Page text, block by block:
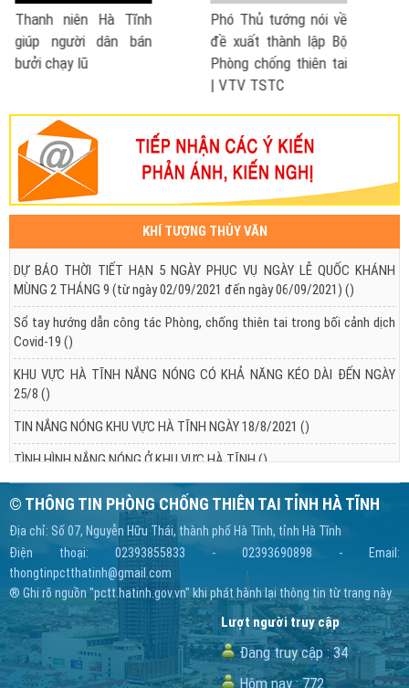
Phó Thủ tướng nói về
đề xuất thành lập Bộ
Phòng chống thiên tai
Cách phòng chống bão
- lũ lụt
KHÍ TƯỢNG THỦY VĂN
DỰ BÁO THỜI TIẾT HẠN 5 NGÀY PHỤC VỤ NGÀY LỄ QUỐC KHÁNH
MÙNG 2 THÁNG 9 (từ ngày 02/09/2021 đến ngày 06/09/2021) ()
Sổ tay hướng dẫn công tác Phòng, chống thiên tai trong bối cảnh dịch
Covid-19 ()
KHU VỰC HÀ TĨNH NẮNG NÓNG CÓ KHẢ NĂNG KÉO DÀI ĐẾN NGÀY
25/8 ()
TIN NẮNG NÓNG KHU VỰC HÀ TĨNH NGÀY 18/8/2021 ()
TÌNH HÌNH NẮNG NÓNG Ở KHU VỰC HÀ TĨNH()
© THÔNG TIN PHÒNG CHỐNG THIÊN TAI TỈNH HÀ TĨNH
Địa chỉ: Số 07, Nguyễn Hữu Thái, thành phố Hà Tĩnh, tỉnh Hà Tĩnh
Điện thoại: 02393855833 - 02393690898 - Email:
thongtinpctthatinh@gmail.com
® Ghi rõ nguồn "pctt.hatinh.gov.vn" khi phát hành lại thông tin từ trang này.
Lượt người truy cập
Đang truy cập : 34
Hôm nay : 772